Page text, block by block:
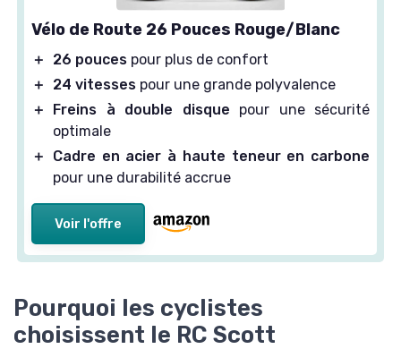
Vélo de Route 26 Pouces Rouge/Blanc
＋ 26 pouces pour plus de confort
＋
24 vitesses pour une grande polyvalence
＋
Freins à double disque pour une sécurité
optimale
＋
Cadre en acier à haute teneur en carbone
pour une durabilité accrue
Voir l'offre
Pourquoi les cyclistes
choisissent le RC Scott